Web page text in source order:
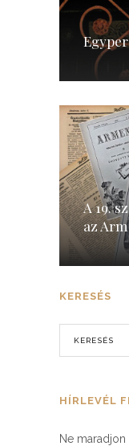
A 19.
az
KERESÉS
HÍRLEVÉL
Ne